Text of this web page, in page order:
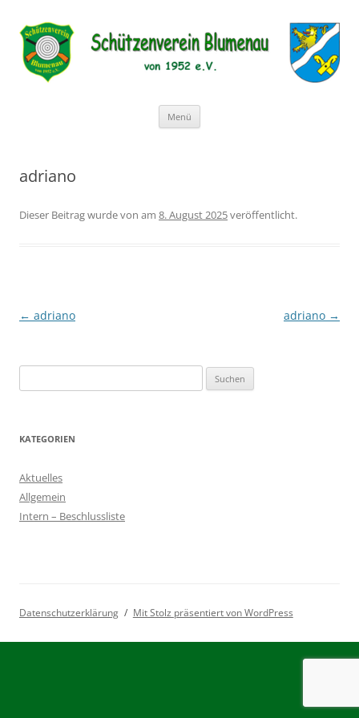
Schützenverein Blumenau von
1952 e.V.
Menü
adriano
Dieser Beitrag wurdevon am 8. August 2025veröffentlicht.
Beitragsnavigation
← adriano adriano →
nach:
KATEGORIEN
Aktuelles
Allgemein
Intern – Beschlussliste
Datenschutzerklärung Mit Stolz präsentiert von WordPress